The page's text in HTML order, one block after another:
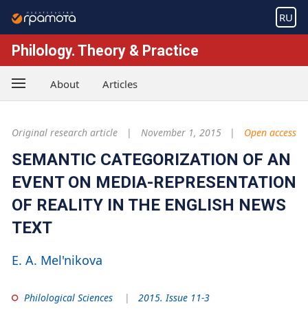
RU
Philology. Theory & Practice
About Articles
Original research article November 1, 2015 Open access
SEMANTIC CATEGORIZATION OF AN
EVENT ON MEDIA-REPRESENTATION
OF REALITY IN THE ENGLISH NEWS
TEXT
E. A. Mel'nikova
Philological Sciences 2015. Issue 11-3